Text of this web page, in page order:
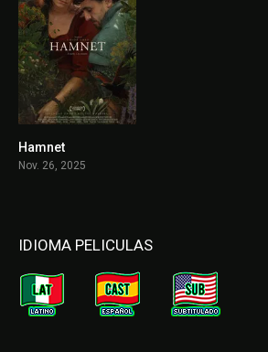
Hamnet
Nov. 26, 2025
IDIOMA PELICULAS